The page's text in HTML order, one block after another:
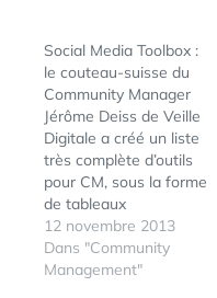
J'ai depuis longtemps
cherché une application
qui me permettait de
lister les vins que j'ai eu
l'occasion…
Social Media Toolbox :
le couteau-suisse du
Community Manager
Jérôme Deiss de Veille
Digitale a créé un liste
très complète d’outils
pour CM, sous la forme
de tableaux
comparatifs et évolutifs,
puisque ils seront remis
à jour tous les mois. Un
12 novembre 2013
Dans "Community
Management"